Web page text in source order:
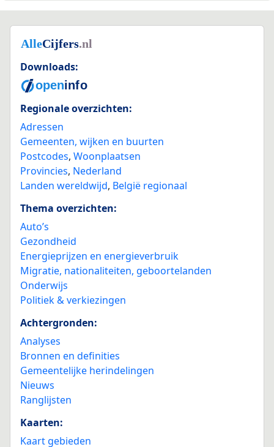
Downloads:
Regionale overzichten:
Adressen
Gemeenten, wijken en buurten
Postcodes, Woonplaatsen
Provincies, Nederland
Landen wereldwijd, België regionaal
Thema overzichten:
Auto’s
Gezondheid
Energieprijzen en energieverbruik
Migratie, nationaliteiten, geboortelanden
Onderwijs
Politiek & verkiezingen
Achtergronden:
Analyses
Bronnen en definities
Gemeentelijke herindelingen
Nieuws
Ranglijsten
Kaarten:
Kaart gebieden